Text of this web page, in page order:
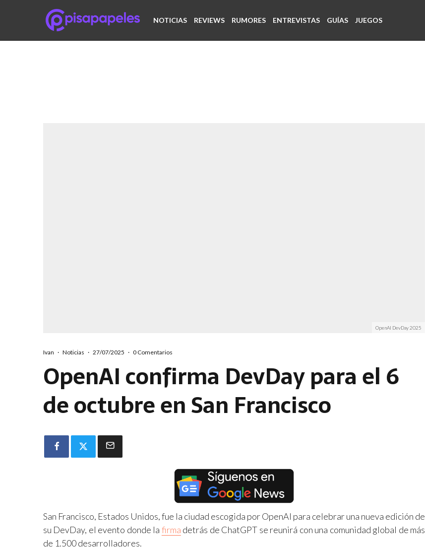
NOTICIAS REVIEWS RUMORES ENTREVISTAS GUÍAS JUEGOS
OpenAI DevDay 2025
Ivan · Noticias · 27/07/2025 · 0 Comentarios
OpenAI confirma DevDay para el 6
de octubre en San Francisco
San Francisco, Estados Unidos, fue la ciudad escogida por OpenAI para celebrar una nueva edición de
su DevDay, el evento donde la firma detrás de ChatGPT se reunirá con una comunidad global de más
de 1.500 desarrolladores.